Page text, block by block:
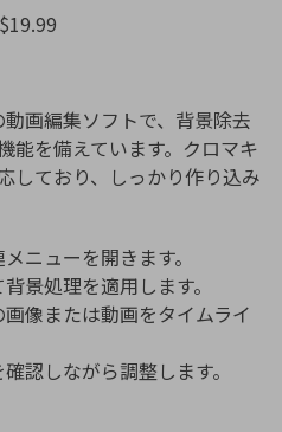
画編集ソフトで、背景除去
能を備えています。クロマキ
しており、しっかり作り込み
ニューを開きます。
景処理を適用します。
像または動画をタイムライ
認しながら調整します。